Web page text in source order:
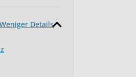
Weniger Details